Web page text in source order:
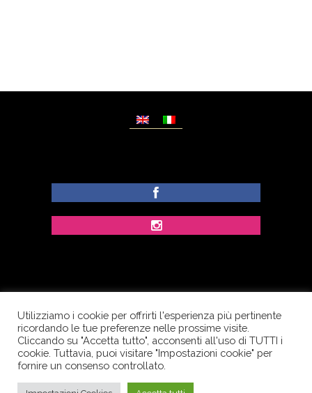
© Copyright Dolcezze di Ferrentino A. - P.IVA
IT02609400656 - Tutti i diritti riservati.
Corso Palatucci, 65 - 84013 Cava de’ Tirreni (SA) -
Italia
Utilizziamo i cookie per offrirti l'esperienza più pertinente
ricordando le tue preferenze nelle prossime visite.
Cliccando su "Accetta tutto", acconsenti all'uso di TUTTI i
cookie. Tuttavia, puoi visitare "Impostazioni cookie" per
fornire un consenso controllato.